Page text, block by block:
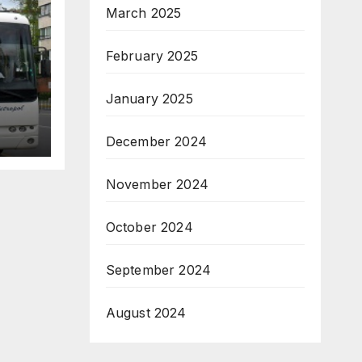
March 2025
February 2025
January 2025
December 2024
November 2024
October 2024
September 2024
August 2024